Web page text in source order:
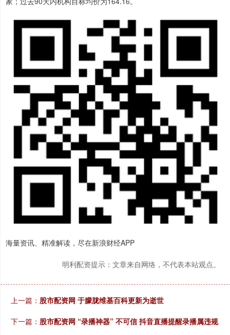
海量资讯、精准解读，尽在新浪财经APP
明利配资提示：文章来自网络，不代表本站观点。
上一篇： 股市配资网 于朦胧维基百科更新为逝世
下一篇： 股市配资网 “录播神器” 不可信 抖音直播提醒录播属违规